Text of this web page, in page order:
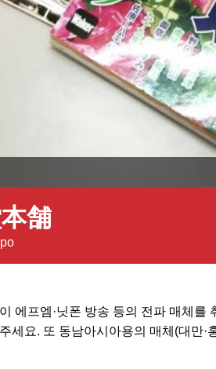
舗
에프엠·닛폰 방송 등의 전파 매체
세요. 또 동남아시아용의 매체(대만